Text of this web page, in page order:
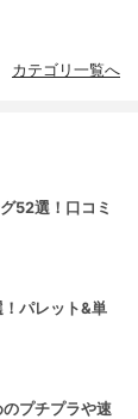
カテゴリ一覧へ
52選！口コミ
パレット&単
プチプラや速